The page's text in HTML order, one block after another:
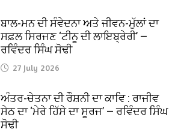
ਬਾਲ-ਮਨ ਦੀ ਸੰਵੇਦਨਾ ਅਤੇ ਜੀਵਨ-ਮੁੱਲਾਂ ਦਾ
ਸਫ਼ਲ ਸਿਰਜਣ ‘ਟੀਨੂ ਦੀ ਲਾਇਬ੍ਰੇਰੀ’ —
ਰਵਿੰਦਰ ਸਿੰਘ ਸੋਢੀ
27 July 2026
ਅੰਤਰ-ਚੇਤਨਾ ਦੀ ਰੌਸ਼ਨੀ ਦਾ ਕਾਵਿ : ਰਾਜੀਵ
ਸੇਠ ਦਾ ‘ਮੇਰੇ ਹਿੱਸੇ ਦਾ ਸੂਰਜ’ — ਰਵਿੰਦਰ ਸਿੰਘ
ਸੋਢੀ